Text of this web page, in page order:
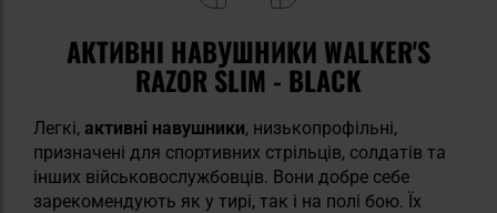
АКТИВНІ НАВУШНИКИ WALKER'S
RAZOR SLIM - BLACK
Легкі, активні навушники, низькопрофільні,
призначені для спортивних стрільців, солдатів та
інших військовослужбовців. Вони добре себе
зарекомендують як у тирі, так і на полі бою. Їх